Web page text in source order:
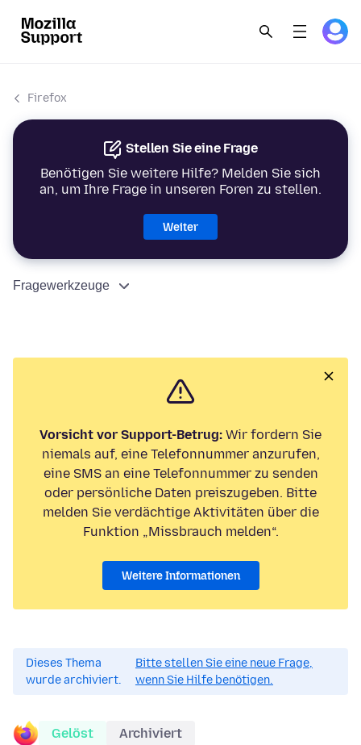
Firefox
Stellen Sie eine Frage
Benötigen Sie weitere Hilfe? Melden Sie sich
an, um Ihre Frage in unseren Foren zu stellen.
Weiter
Fragewerkzeuge
Vorsicht vor Support-Betrug: Wir fordern Sie
niemals auf, eine Telefonnummer anzurufen,
eine SMS an eine Telefonnummer zu senden
oder persönliche Daten preiszugeben. Bitte
melden Sie verdächtige Aktivitäten über die
Funktion „Missbrauch melden“.
Weitere Informationen
Dieses Thema
wurde archiviert.
Bitte stellen Sie eine neue Frage,
wenn Sie Hilfe benötigen.
Gelöst Archiviert